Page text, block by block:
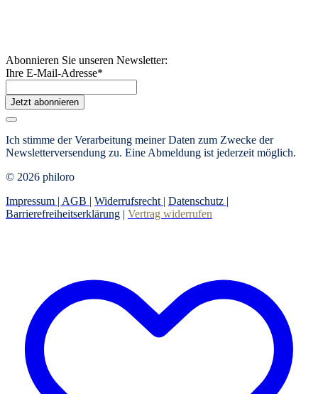
Abonnieren Sie unseren Newsletter:
Ihre E-Mail-Adresse*
Jetzt abonnieren
Ich stimme der Verarbeitung meiner Daten zum Zwecke der
Newsletterversendung zu. Eine Abmeldung ist jederzeit möglich.
© 2026 philoro
Impressum | AGB | Widerrufsrecht | Datenschutz |
Barrierefreiheitserklärung | Vertrag widerrufen